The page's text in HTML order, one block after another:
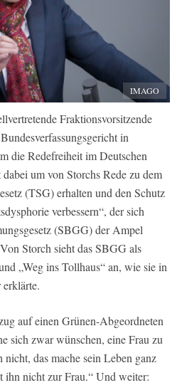
IMAGO
Fraktionsvorsitzende
in
die Redefreiheit im Deutschen
um von Storchs Rede zu dem
(TSG) erhalten und den Schutz
verbessern“, der sich
(SBGG) der Ampel
Storch sieht das SBGG als
„Weg ins Tollhaus“ an, wie sie in
auf einen Grünen-Abgeordneten
sich zwar wünschen, eine Frau zu
das mache sein Leben ganz
ihn nicht zur Frau.“ Und weiter: